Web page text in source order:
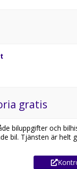
gratis
biluppgifter och
bil. Tjänsten är helt